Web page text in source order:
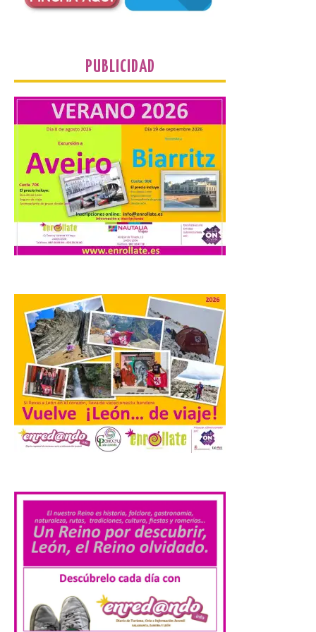
por 125 piezas de una de las figuras
Protección Civil activa la
fase de Preemergencia en
Situación Operativa 1 del
Plan Estatal General de
Emergencias ante los
riesgos potenciales
asociados al eclipse
10 Ago 2026
El dispositivo se refuerza
España de oeste a este, y
que movilizará a varios millones de
personas para disfrutar de este
acontecimiento histórico. Algunas
comunidades autónomas ya han […]
El Ayuntamiento de
Segovia presenta “Música
para un eclipse”, un
concierto único con
motivo del eclipse de sol
La cita, que se celebrará el
12 de agosto en el
enlosado de la Catedral,
de una composición del
músico segoviano Geni Uñón. Turismo de
Segovia lanza el Premio Internacional de
Fotografía del Eclipse “Segovia bajo […]
PUBLICIDAD